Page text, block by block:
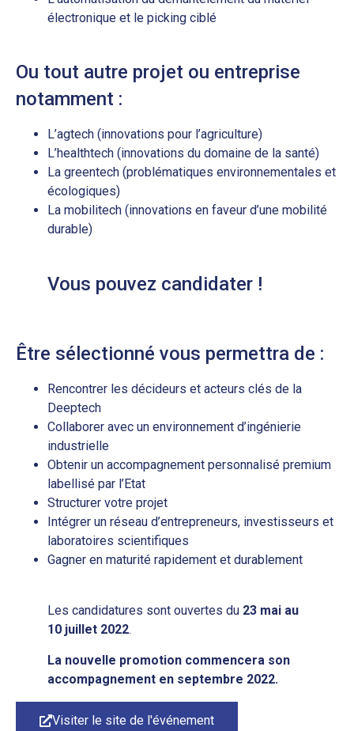
électronique et le picking ciblé
Ou tout autre projet ou entreprise
notamment :
L’agtech (innovations pour l’agriculture)
L’healthtech (innovations du domaine de la santé)
La greentech (problématiques environnementales et
écologiques)
La mobilitech (innovations en faveur d’une mobilité
durable)
Vous pouvez candidater !
Être sélectionné vous permettra de :
Rencontrer les décideurs et acteurs clés de la
Deeptech
Collaborer avec un environnement d’ingénierie
industrielle
Obtenir un accompagnement personnalisé premium
labellisé par l’Etat
Structurer votre projet
Intégrer un réseau d’entrepreneurs, investisseurs et
laboratoires scientifiques
Gagner en maturité rapidement et durablement
Les candidatures sont ouvertes du 23 mai au
10 juillet 2022.
La nouvelle promotion commencera son
accompagnement en septembre 2022.
Visiter le site de l'événement